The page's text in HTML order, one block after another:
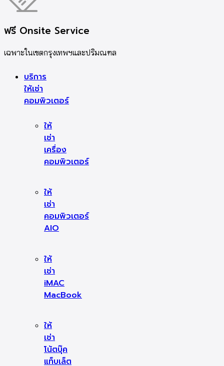
ฟรี Onsite Service
เฉพาะในเขตกรุงเทพฯและปริมณฑล
บริการ
ให้เช่า
คอมพิวเตอร์
ให้
เช่า
เครื่อง
คอมพิวเตอร์
ให้
เช่า
คอมพิวเตอร์
AIO
ให้
เช่า
iMAC
MacBook
ให้
เช่า
โน้ตบุ๊ค
แท็บเล็ต